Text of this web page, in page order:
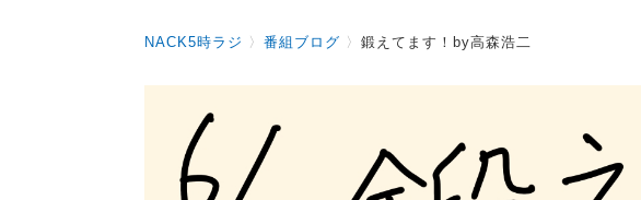
NACK5時ラジ 〉 番組ブログ 〉 鍛えてます！by高森浩二